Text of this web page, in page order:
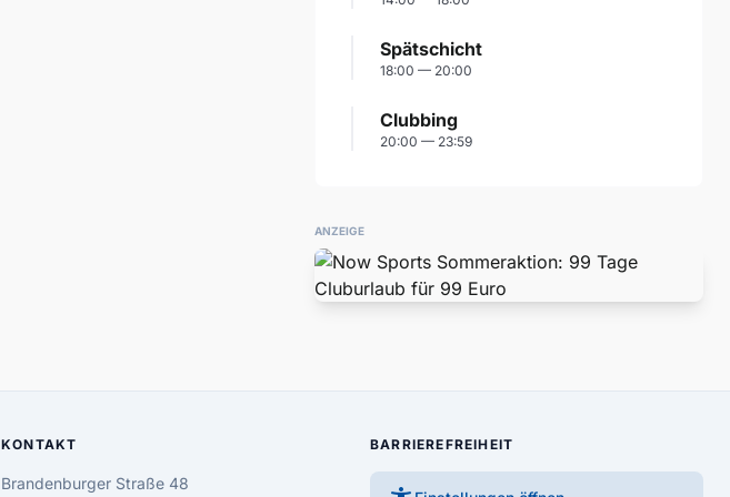
Spätschicht
18:00 — 20:00
Clubbing
20:00 — 23:59
ANZEIGE
KONTAKT
Brandenburger Straße 48
BARRIEREFREIHEIT